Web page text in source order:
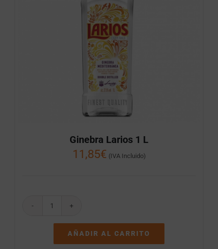
Ginebra Larios 1 L
11,85€ (IVA Incluido)
Ginebra
AÑADIR AL CARRITO